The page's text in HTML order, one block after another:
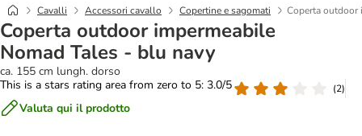
Cavalli Accessori cavallo Copertine e sagomati Coperta outdoor
Coperta outdoor impermeabile
Nomad Tales - blu navy
ca. 155 cm lungh. dorso
This is a stars rating area from zero to 5: 3.0/5
(2)
Valuta qui il prodotto